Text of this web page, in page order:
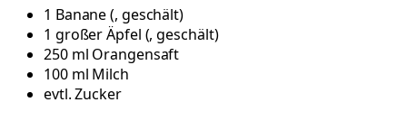
1 Banane(, geschält)
1 großerÄpfel (, geschält)
250 ml Orangensaft
100 ml Milch
evtl.Zucker